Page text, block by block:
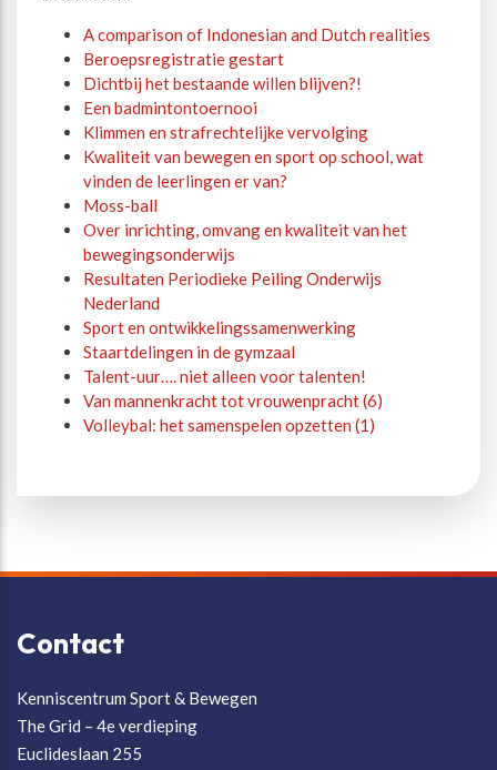
A comparison of Indonesian and Dutch realities
Beroepsregistratie gestart
Dichtbij het bestaande willen blijven?!
Een badmintontoernooi
Klimmen en strafrechtelijke vervolging
Kwaliteit van bewegen en sport op school, wat
vinden de leerlingen er van?
Moss-ball
Over inrichting, omvang en kwaliteit van het
bewegingsonderwijs
Resultaten Periodieke Peiling Onderwijs
Nederland
Sport en ontwikkelingssamenwerking
Staartdelingen in de gymzaal
Talent-uur…. niet alleen voor talenten!
Van mannenkracht tot vrouwenpracht (6)
Volleybal: het samenspelen opzetten (1)
Contact
Kenniscentrum Sport & Bewegen
The Grid – 4e verdieping
Euclideslaan 255